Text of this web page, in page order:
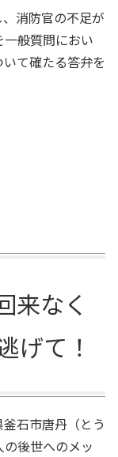
消防官の不足が
般質問におい
て確たる答弁を
来なく
げて！
石市唐丹（とう
後世へのメッ